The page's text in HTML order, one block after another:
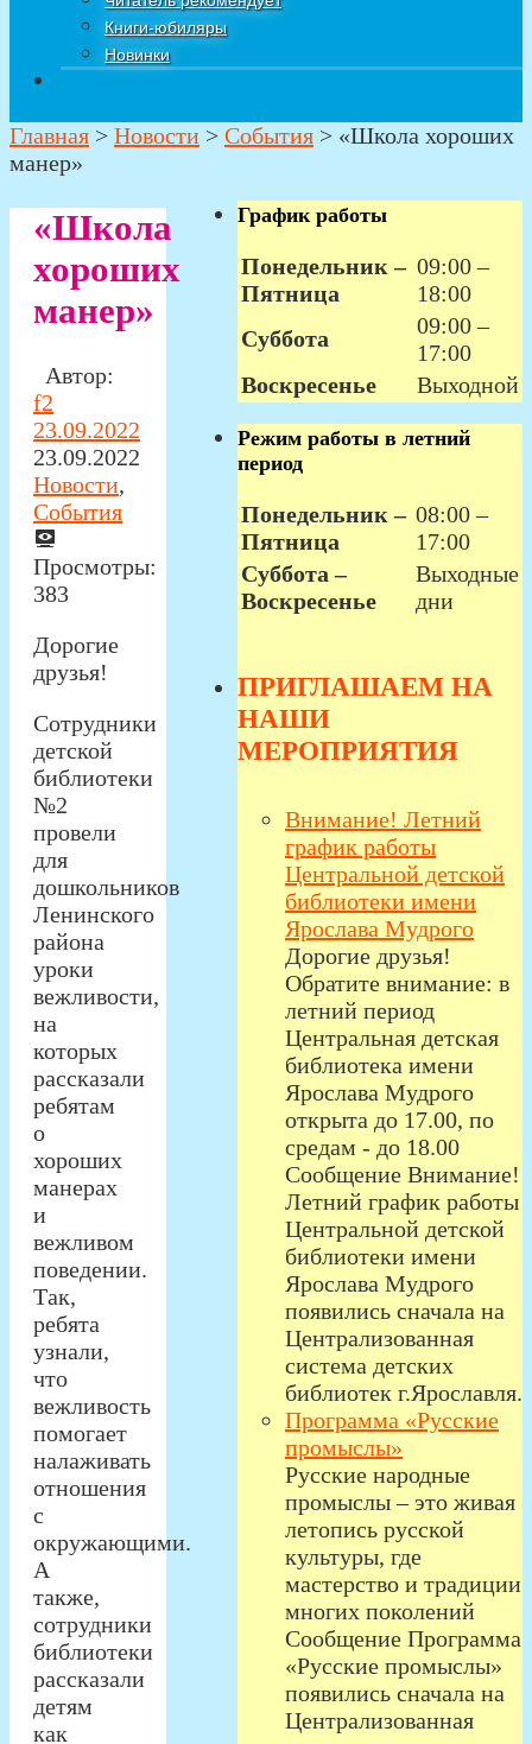
Книги-юбиляры
Новинки
Главная > Новости > События > «Школа хороших
манер»
«Школа
хороших
манер»
Автор:
f2
23.09.2022
23.09.2022
Новости,
События
Просмотры:
383
Дорогие
друзья!
Сотрудники
детской
библиотеки
№2
провели
для
дошкольников
Ленинского
района
уроки
вежливости,
на
которых
рассказали
ребятам
о
хороших
манерах
и
вежливом
поведении.
Так,
ребята
узнали,
что
вежливость
помогает
налаживать
отношения
с
окружающими.
А
также,
сотрудники
библиотеки
рассказали
детям
как
График работы
Понедельник –
Пятница
09:00 –
18:00
Суббота
09:00 –
17:00
Воскресенье
Выходной
Режим работы в летний
период
Понедельник –
Пятница
08:00 –
17:00
Суббота –
Воскресенье
Выходные
дни
ПРИГЛАШАЕМ НА
НАШИ
МЕРОПРИЯТИЯ
Внимание! Летний
график работы
Центральной детской
библиотеки имени
Ярослава Мудрого
Дорогие друзья!
Обратите внимание: в
летний период
Центральная детская
библиотека имени
Ярослава Мудрого
открыта до 17.00, по
средам - до 18.00
Сообщение Внимание!
Летний график работы
Центральной детской
библиотеки имени
Ярослава Мудрого
появились сначала на
Централизованная
система детских
библиотек г.Ярославля.
Программа «Русские
промыслы»
Русские народные
промыслы – это живая
летопись русской
культуры, где
мастерство и традиции
многих поколений
Сообщение Программа
«Русские промыслы»
появились сначала на
Централизованная